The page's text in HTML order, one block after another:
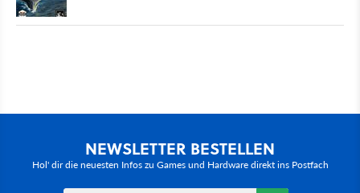
NEWSLETTER BESTELLEN
Hol' dir die neuesten Infos zu Games und Hardware direkt ins Postfach